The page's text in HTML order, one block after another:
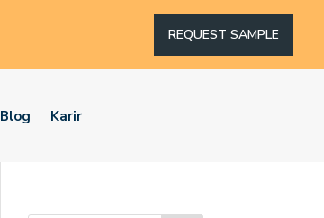
REQUEST SAMPLE
Blog Karir